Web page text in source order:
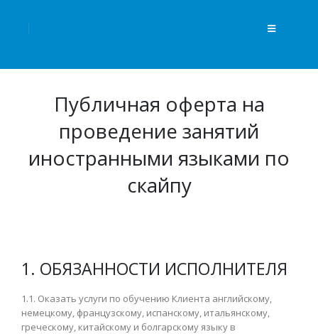
Публичная оферта на
проведение занятий
иностранными языками по
скайпу
1. ОБЯЗАННОСТИ ИСПОЛНИТЕЛЯ
1.1. Оказать услуги по обучению Клиента английскому,
немецкому, французскому, испанскому, итальянскому,
греческому, китайскому и болгарскому языку в